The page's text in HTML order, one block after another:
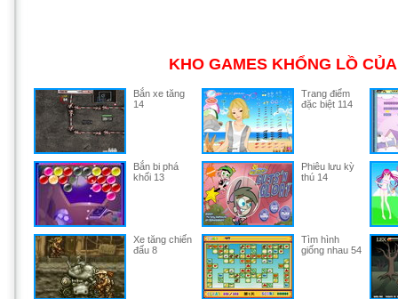
KHO GAMES KHỔNG LỒ
Bắn xe tăng
14
Trang điểm
đặc biệt 114
Bắn bi phá
khối 13
Phiêu lưu kỳ
thú 14
Xe tăng chiến
đấu 8
Tìm hình
giống nhau 54